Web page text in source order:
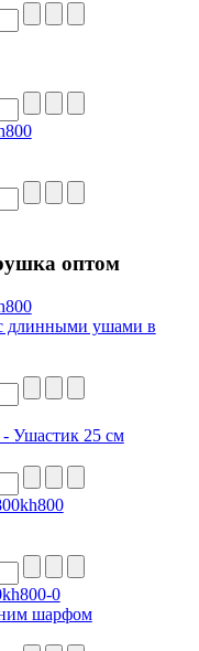
оптом
длинными ушами в
Ушастик 25 см
шарфом